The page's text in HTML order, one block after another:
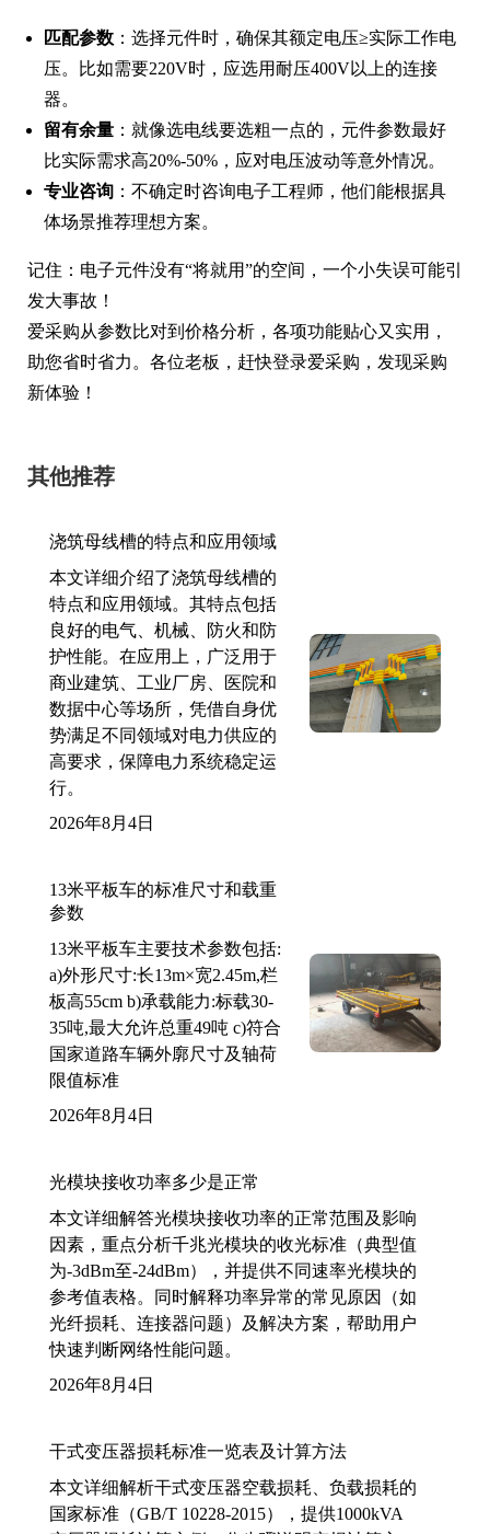
匹配参数 ：选择元件时，确保其额定电压≥实际工作电
压。比如需要220V时，应选用耐压400V以上的连接
器。
留有余量 ：就像选电线要选粗一点的，元件参数最好
比实际需求高20%-50%，应对电压波动等意外情况。
专业咨询 ：不确定时咨询电子工程师，他们能根据具
体场景推荐理想方案。
记住：电子元件没有“将就用”的空间，一个小失误可能引
发大事故！
爱采购从参数比对到价格分析，各项功能贴心又实用，
助您省时省力。各位老板，赶快登录爱采购，发现采购
新体验！
其他推荐
浇筑母线槽的特点和应用领域
本文详细介绍了浇筑母线槽的
特点和应用领域。其特点包括
良好的电气、机械、防火和防
护性能。在应用上，广泛用于
商业建筑、工业厂房、医院和
数据中心等场所，凭借自身优
势满足不同领域对电力供应的
高要求，保障电力系统稳定运
行。
2026年8月4日
13米平板车的标准尺寸和载重
参数
13米平板车主要技术参数包括:
a)外形尺寸:长13m×宽2.45m,栏
板高55cm b)承载能力:标载30-
35吨,最大允许总重49吨 c)符合
国家道路车辆外廓尺寸及轴荷
限值标准
2026年8月4日
光模块接收功率多少是正常
本文详细解答光模块接收功率的正常范围及影响
因素，重点分析千兆光模块的收光标准（典型值
为-3dBm至-24dBm），并提供不同速率光模块的
参考值表格。同时解释功率异常的常见原因（如
光纤损耗、连接器问题）及解决方案，帮助用户
快速判断网络性能问题。
2026年8月4日
干式变压器损耗标准一览表及计算方法
本文详细解析干式变压器空载损耗、负载损耗的
国家标准（GB/T 10228-2015），提供1000kVA